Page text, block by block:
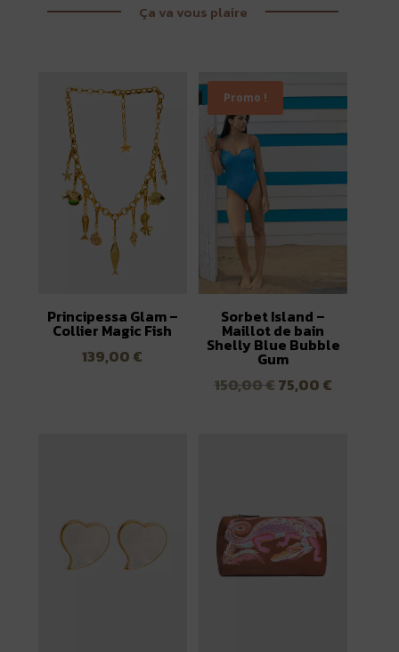
Ça va vous plaire
Principessa Glam –
Collier Magic Fish
139,00 €
Promo !
Sorbet Island –
Maillot de bain
Shelly Blue Bubble
Gum
150,00€ Le
75,00 €Le